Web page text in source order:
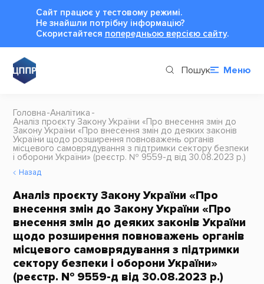
Сайт працює у тестовому режимі.
Не знайшли потрібну інформацію?
Cкористайтеся попередньою версією сайту.
Пошук Меню
Головна Аналітика
Аналіз проєкту Закону України «Про внесення змін до
Закону України «Про внесення змін до деяких законів
України щодо розширення повноважень органів
місцевого самоврядування з підтримки сектору безпеки
і оборони України» (реєстр. № 9559-д від 30.08.2023 р.)
Назад
Аналіз проєкту Закону України «Про
внесення змін до Закону України «Про
внесення змін до деяких законів України
щодо розширення повноважень органів
місцевого самоврядування з підтримки
сектору безпеки і оборони України»
(реєстр. № 9559-д від 30.08.2023 р.)